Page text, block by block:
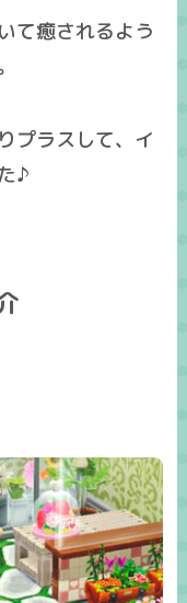
て癒されるよう
プラスして、イ
♪